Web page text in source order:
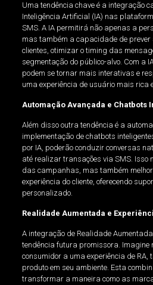
Uma tendência chave é a integração
Inteligência Artificial (IA) nas
SMS. A IA permitirá não apenas a
mas também a capacidade de prever
clientes, otimizar o timing das
segmentação do público-alvo. Com a
podem se tornar mais interativas e
uma experiência de usuário mais rica
Automação Avançada e Chatbots
Além disso outra tendência é a
implementação de chatbots
por IA, poderão conduzir conversas
até realizar transações via SMS. Isso
das campanhas, mas também
experiência do cliente, oferecendo
personalizado.
Realidade Aumentada e
A integração de Realidade
tendência futura promissora. Imagine
consumidor a uma experiência de RA,
produto em seu ambiente. Esta
transformar a maneira como as